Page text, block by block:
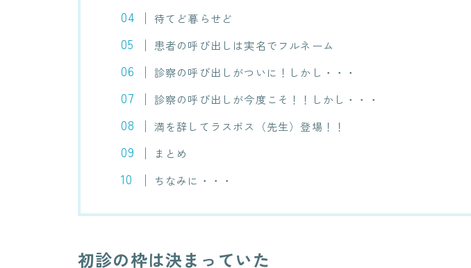
待てど暮らせど
患者の呼び出しは実名でフルネーム
診察の呼び出しがついに！しかし・・・
診察の呼び出しが今度こそ！！しかし・・・
満を辞してラスボス（先生）登場！！
まとめ
ちなみに・・・
初診の枠は決まっていた